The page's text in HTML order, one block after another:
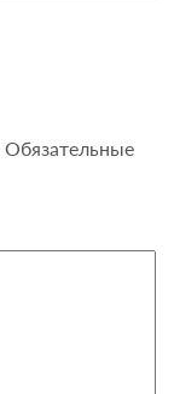
Обязательные